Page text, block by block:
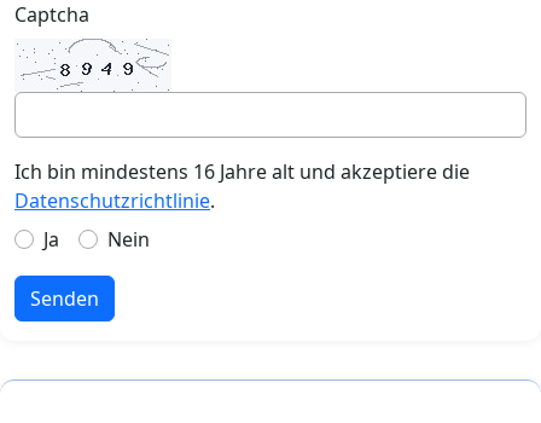
Captcha
Ich bin mindestens 16 Jahre alt und akzeptiere die
Datenschutzrichtlinie.
Ja
Nein
Senden